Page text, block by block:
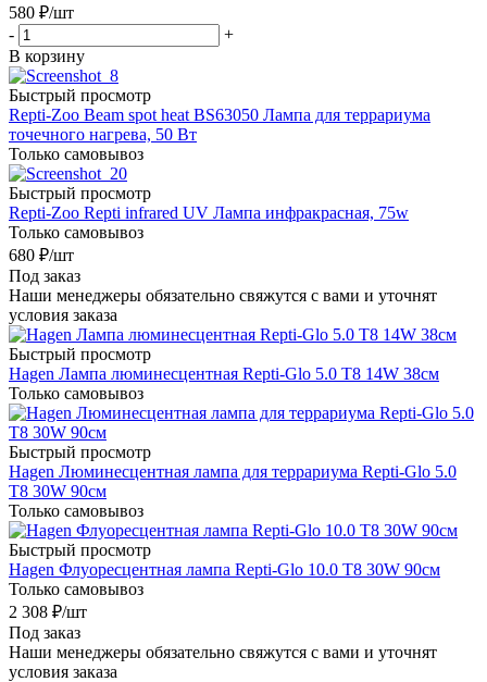
580 ₽/шт
-
+
В корзину
Быстрый просмотр
Repti-Zoo Beam spot heat BS63050 Лампа для террариума
точечного нагрева, 50 Вт
Только самовывоз
Быстрый просмотр
Repti-Zoo Repti infrared UV Лампа инфракрасная, 75w
Только самовывоз
680 ₽/шт
Под заказ
Наши менеджеры обязательно свяжутся с вами и уточнят
условия заказа
Быстрый просмотр
Hagen Лампа люминесцентная Repti-Glo 5.0 Т8 14W 38см
Только самовывоз
Быстрый просмотр
Hagen Люминесцентная лампа для террариума Repti-Glo 5.0
T8 30W 90см
Только самовывоз
Быстрый просмотр
Hagen Флуоресцентная лампа Repti-Glo 10.0 Т8 30W 90см
Только самовывоз
2 308 ₽/шт
Под заказ
Наши менеджеры обязательно свяжутся с вами и уточнят
условия заказа